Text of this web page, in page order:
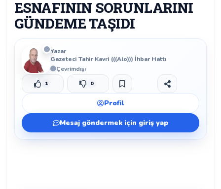
ESNAFININ SORUNLARINI
GÜNDEME TAŞIDI
Yazar
Gazeteci Tahir Kavri (((Alo))) İhbar Hattı
Çevrimdışı
Beğen
1 Beğenmeme
0 Yer İmi
Paylaş
Profil
Mesaj göndermek için giriş yap